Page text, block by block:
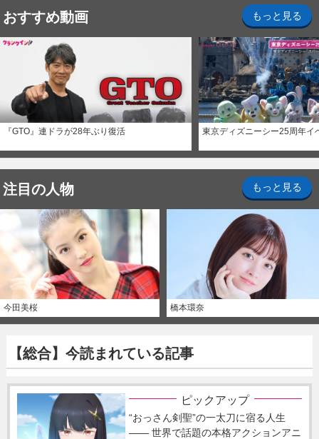
おすすめ動画 もっと見る
『GTO』連ドラが28年ぶり復活 東京ディズニーシー25周年イ
注目の人物 もっと見る
今田美桜 橋本環奈
【総合】今読まれている記事
ピックアップ
“おっさん剣聖”の一太刀に宿る人生
―― 世界で話題の本格アクションアニ